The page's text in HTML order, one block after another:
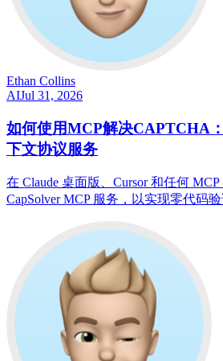
Ethan Collins
AIJul 31, 2026
如何使用MCP解决CAPTCHA
下文协议服务
在 Claude 桌面版、Cursor 和任何
CapSolver MCP 服务，以实现零代码验